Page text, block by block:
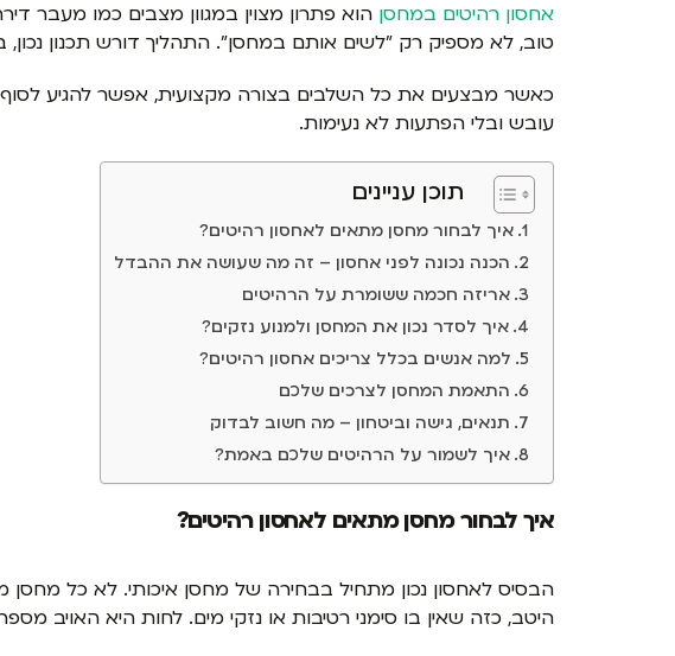
אחסון רהיטים במחסן הוא פתרון מצוין במגוון מצבים כמו מעבר
טוב, לא מספיק רק "לשים אותם במחסן". התהליך דורש תכנון
כאשר מבצעים את כל השלבים בצורה מקצועית, אפשר להגיע לסוף
עובש ובלי הפתעות לא נעימות.
תוכן עניינים
איך לבחור מחסן מתאים לאחסון רהיטים?
הכנה נכונה לפני אחסון – זה מה שעושה את ההבדל
אריזה חכמה ששומרת על הרהיטים
איך לסדר נכון את המחסן ולמנוע נזקים?
למה אנשים בכלל צריכים אחסון רהיטים?
התאמת המחסן לצרכים שלכם
תנאים, גישה וביטחון – מה חשוב לבדוק
איך לשמור על הרהיטים שלכם באמת?
איך לבחור מחסן מתאים לאחסון רהיטים?
הבסיס לאחסון נכון מתחיל בבחירה של מחסן איכותי. לא כל
היטב, כזה שאין בו סימני רטיבות או נזקי מים. לחות היא האויב